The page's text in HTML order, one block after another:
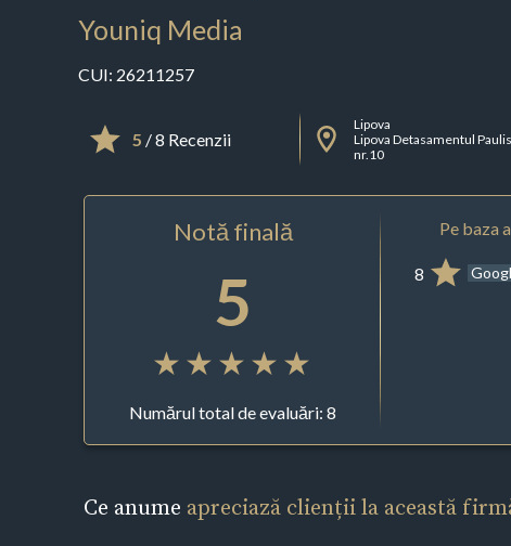
Youniq Media
CUI: 26211257
5 / 8 Recenzii
Lipova
Lipova Detasamentul Paulis,
nr.10
Notă finală
5
Numărul total de evaluări: 8
Pe baza
8
Ce anume apreciază clienții la această